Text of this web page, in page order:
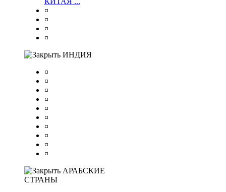
¤
¤
¤
¤
ИНДИЯ
¤
¤
¤
¤
¤
¤
¤
¤
¤
¤
АРАБСКИЕ
СТРАНЫ